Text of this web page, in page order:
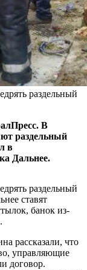
раздельный
В
раздельный
в
Дальнее.
раздельный
ставят
банок из-
рассказали, что
управляющие
договор.